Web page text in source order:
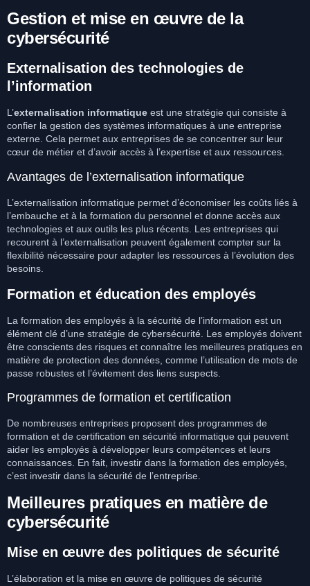
Gestion et mise en œuvre de la
cybersécurité
Externalisation des technologies de
l’information
L’externalisation informatique est une stratégie qui consiste à
confier la gestion des systèmes informatiques à une entreprise
externe. Cela permet aux entreprises de se concentrer sur leur
cœur de métier et d’avoir accès à l’expertise et aux ressources.
Avantages de l’externalisation informatique
L’externalisation informatique permet d’économiser les coûts liés à
l’embauche et à la formation du personnel et donne accès aux
technologies et aux outils les plus récents. Les entreprises qui
recourent à l’externalisation peuvent également compter sur la
flexibilité nécessaire pour adapter les ressources à l’évolution des
besoins.
Formation et éducation des employés
La formation des employés à la sécurité de l’information est un
élément clé d’une stratégie de cybersécurité. Les employés doivent
être conscients des risques et connaître les meilleures pratiques en
matière de protection des données, comme l’utilisation de mots de
passe robustes et l’évitement des liens suspects.
Programmes de formation et certification
De nombreuses entreprises proposent des programmes de
formation et de certification en sécurité informatique qui peuvent
aider les employés à développer leurs compétences et leurs
connaissances. En fait, investir dans la formation des employés,
c’est investir dans la sécurité de l’entreprise.
Meilleures pratiques en matière de
cybersécurité
Mise en œuvre des politiques de sécurité
L’élaboration et la mise en œuvre de politiques de sécurité